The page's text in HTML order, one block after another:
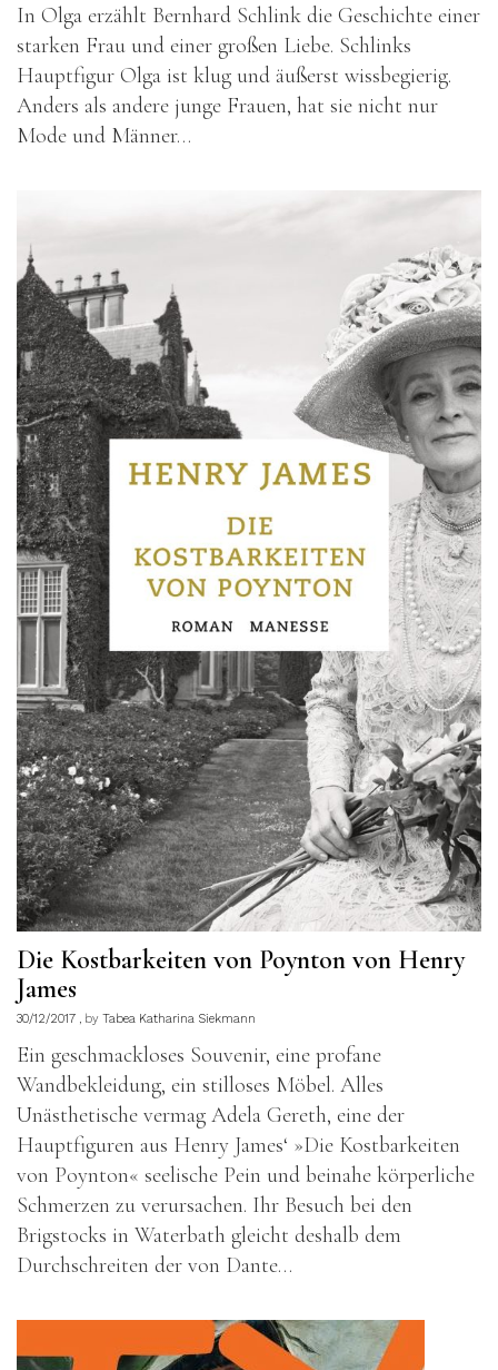
In Olga erzählt Bernhard Schlink die Geschichte einer
starken Frau und einer großen Liebe. Schlinks
Hauptfigur Olga ist klug und äußerst wissbegierig.
Anders als andere junge Frauen, hat sie nicht nur
Mode und Männer…
Die Kostbarkeiten von Poynton von Henry
James
30/12/2017 by Tabea Katharina Siekmann
Ein geschmackloses Souvenir, eine profane
Wandbekleidung, ein stilloses Möbel. Alles
Unästhetische vermag Adela Gereth, eine der
Hauptfiguren aus Henry James‘ »Die Kostbarkeiten
von Poynton« seelische Pein und beinahe körperliche
Schmerzen zu verursachen. Ihr Besuch bei den
Brigstocks in Waterbath gleicht deshalb dem
Durchschreiten der von Dante…